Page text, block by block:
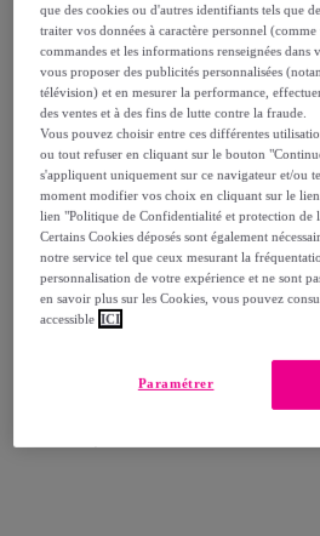
Livraison
Livraison offerte par la marque
Livraison estimée: entre le15/08
Comment ça marche ?
Détails sur votre
que des cookies ou d'autres identifiants tels que
traiter vos données à caractère personnel
commandes et les informations renseignées
vous proposer des publicités personnalisées
télévision) et en mesurer la performance,
des ventes et à des fins de lutte contre la fraude.
Vous pouvez choisir entre ces différentes
ou tout refuser en cliquant sur le bouton
s'appliquent uniquement sur ce navigateur et/ou
moment modifier vos choix en cliquant sur le lien
lien "Politique de Confidentialité et protection de
Certains Cookies déposés sont également
notre service tel que ceux mesurant la
personnalisation de votre expérience et ne sont
en savoir plus sur les Cookies, vous pouvez
accessible ICI
Paramétrer